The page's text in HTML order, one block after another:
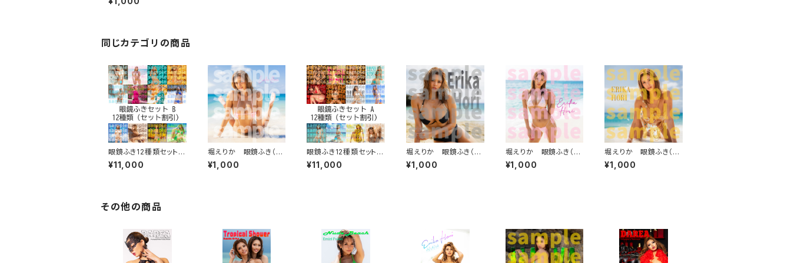
同じカテゴリの商品
眼鏡ふき12種類セット B
【セット割引】
¥11,000
堀えりか 眼鏡ふき（ピ
ンクリボン）
¥1,000
眼鏡ふき12種類セット A
【セット割引】
¥11,000
堀えりか 眼鏡ふき（ブ
ラックビーチ）
¥1,000
堀えりか 眼鏡ふき（ベ
ビーピンク）
¥1,000
堀えりか 眼鏡ふき（ニ
ップレス）
¥1,000
その他の商品